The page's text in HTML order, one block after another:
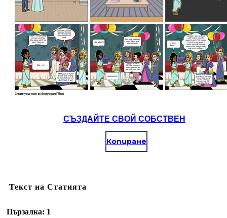
СЪЗДАЙТЕ СВОЙ СОБСТВЕН
Копиране
Текст на Статията
Пързалка: 1